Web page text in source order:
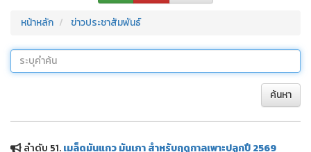
หน้าหลัก ข่าวประชาสัมพันธ์
ค้นหา
ลำดับ 51.เมล็ดมันแกว มันเภา สำหรับฤดูกาลเพาะปลูกปี 2569